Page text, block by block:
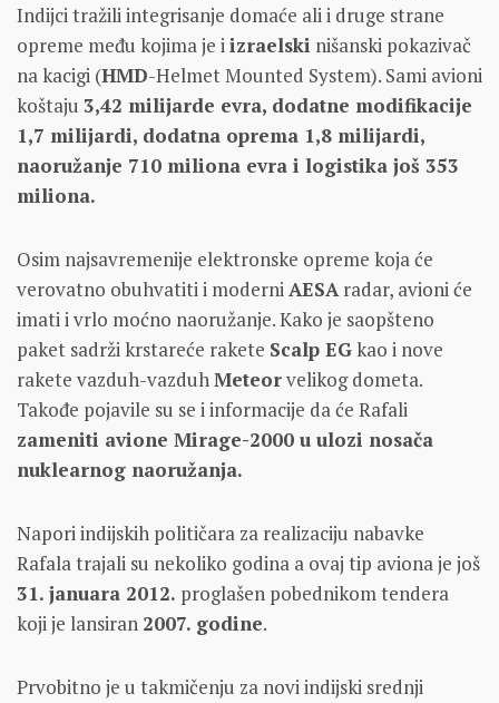
Indijci tražili integrisanje domaće ali i druge strane
opreme među kojima je iizraelski nišanski pokazivač
na kacigi (HMD-Helmet Mounted System). Sami avioni
koštaju 3,42 milijarde evra, dodatne modifikacije
1,7 milijardi, dodatna oprema 1,8 milijardi,
naoružanje 710 miliona evra i logistika još 353
miliona.
Osim najsavremenije elektronske opreme koja će
verovatno obuhvatiti i moderniAESAradar, avioni će
imati i vrlo moćno naoružanje. Kako je saopšteno
paket sadrži krstareće rakete Scalp EGkao i nove
rakete vazduh-vazduhMeteorvelikog dometa.
Takođe pojavile su se i informacije da će Rafali
zameniti avione Mirage-2000 u ulozi nosača
nuklearnog naoružanja.
Napori indijskih političara za realizaciju nabavke
Rafala trajali su nekoliko godina a ovaj tip aviona je još
31. januara 2012. proglašen pobednikom tendera
koji je lansiran 2007. godine.
Prvobitno je u takmičenju za novi indijski srednji